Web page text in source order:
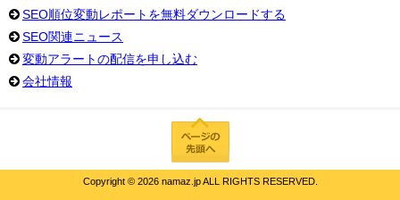
SEO順位変動レポートを無料ダウンロードする
SEO関連ニュース
変動アラートの配信を申し込む
会社情報
Copyright © 2026 namaz.jp ALL RIGHTS RESERVED.